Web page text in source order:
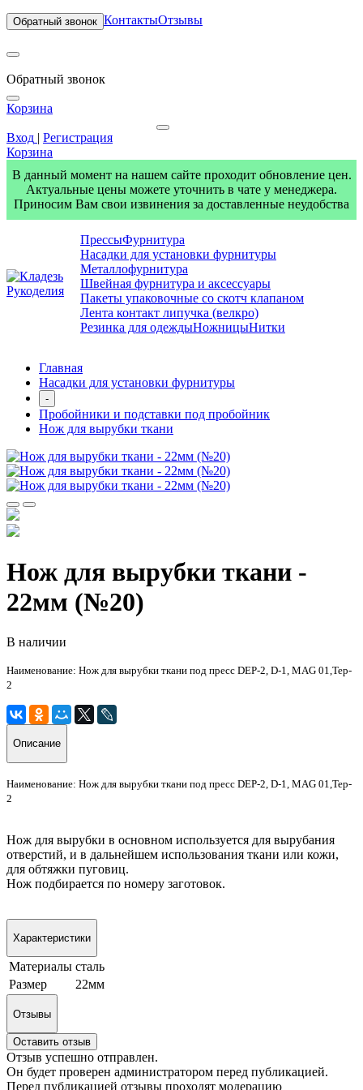
Обратный звонок КонтактыОтзывы
Обратный звонок
Корзина
Вход | Регистрация
Корзина
В данный момент на нашем сайте проходит обновление цен.
Актуальные цены можете уточнить в чате у менеджера.
Приносим Вам свои извинения за доставленные неудобства
ПрессыФурнитура
Насадки для установки фурнитуры
Металлофурнитура
Швейная фурнитура и аксессуары
Пакеты упаковочные со скотч клапаном
Лента контакт липучка (велкро)
Резинка для одеждыНожницыНитки
Главная
Насадки для установки фурнитуры
-
Пробойники и подставки под пробойник
Нож для вырубки ткани
Нож для вырубки ткани -
22мм (№20)
В наличии
Наименование: Нож для вырубки ткани под пресс DEP-2, D-1, MAG 01, Tep-
2
Описание
Наименование: Нож для вырубки ткани под пресс DEP-2, D-1, MAG 01, Tep-
2
Нож для вырубки в основном используется для вырубания
отверстий, и в дальнейшем использования ткани или кожи,
для обтяжки пуговиц.
Нож подбирается по номеру заготовок.
Характеристики
Материалы сталь
Размер
22мм
Отзывы
Оставить отзыв
Отзыв успешно отправлен.
Он будет проверен администратором перед публикацией.
Перед публикацией отзывы проходят модерацию